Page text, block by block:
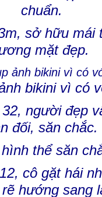
sở hữu
mặt đẹp.
bikini vì có
thể săn